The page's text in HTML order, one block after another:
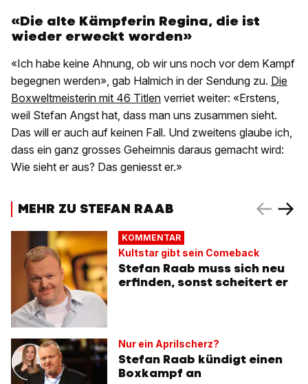
«Die alte Kämpferin Regina, die ist
wieder erweckt worden»
«Ich habe keine Ahnung, ob wir uns noch vor dem Kampf
begegnen werden», gab Halmich in der Sendung zu. Die
Boxweltmeisterin mit 46 Titlen verriet weiter: «Erstens,
weil Stefan Angst hat, dass man uns zusammen sieht.
Das will er auch auf keinen Fall. Und zweitens glaube ich,
dass ein ganz grosses Geheimnis daraus gemacht wird:
Wie sieht er aus? Das geniesst er.»
MEHR ZU STEFAN RAAB
KOMMENTAR
Kultstar gibt sein Comeback
Stefan Raab muss sich neu
erfinden, sonst scheitert er
Nur ein Aprilscherz?
Stefan Raab kündigt einen
Boxkampf an